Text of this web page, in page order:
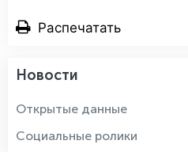
Распечатать
Новости
Открытые данные
Социальные ролики